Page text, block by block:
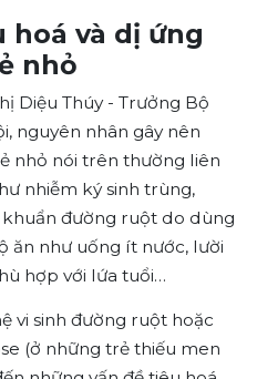
hoá và dị ứng
nhỏ
Diệu Thúy - Trưởng Bộ
nguyên nhân gây nên
nhỏ nói trên thường liên
nhiễm ký sinh trùng,
khuẩn đường ruột do dùng
ăn như uống ít nước, lười
hợp với lứa tuổi…
vi sinh đường ruột hoặc
(ở những trẻ thiếu men